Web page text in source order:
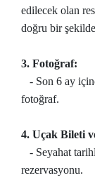
edilecek olan
doğru bir
3. Fotoğraf:
- Son 6 ay
fotoğraf.
4. Uçak Bileti
- Seyahat
rezervasyonu.